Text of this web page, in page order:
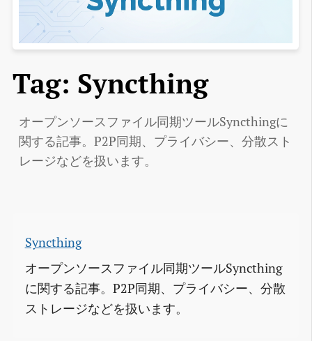
Tag: Syncthing
オープンソースファイル同期ツールSyncthingに
関する記事。P2P同期、プライバシー、分散スト
レージなどを扱います。
Syncthing
オープンソースファイル同期ツールSyncthing
に関する記事。P2P同期、プライバシー、分散
ストレージなどを扱います。